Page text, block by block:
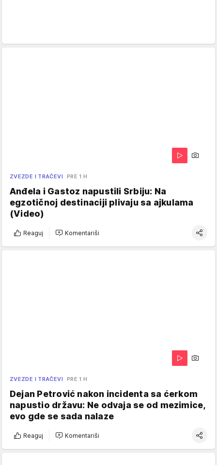
ZVEZDE I TRAČEVI PRE 1 H
Anđela i Gastoz napustili Srbiju: Na
egzotičnoj destinaciji plivaju sa ajkulama
(Video)
Reaguj Komentariši
ZVEZDE I TRAČEVI PRE 1 H
Dejan Petrović nakon incidenta sa ćerkom
napustio državu: Ne odvaja se od mezimice,
evo gde se sada nalaze
Reaguj Komentariši